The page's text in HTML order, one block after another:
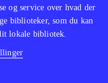
og service over hvad der
biblioteker, som du kan
lokale bibliotek.